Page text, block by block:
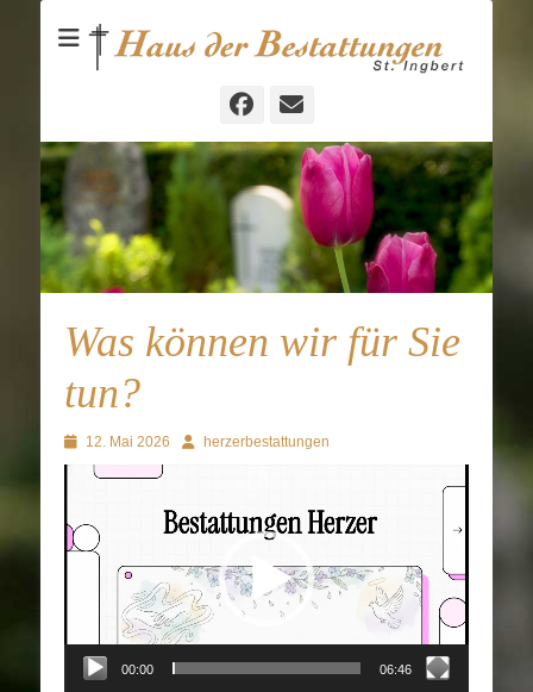
Haus der
Bestattungen
Bestattungen und Vorsorgeberatung in St. Ingbert
Facebook
E-
Was können wir für Sie
tun?
Posted
on
12. Mai 2026 Autorherzerbestattungen
Video-
00:00 06:46